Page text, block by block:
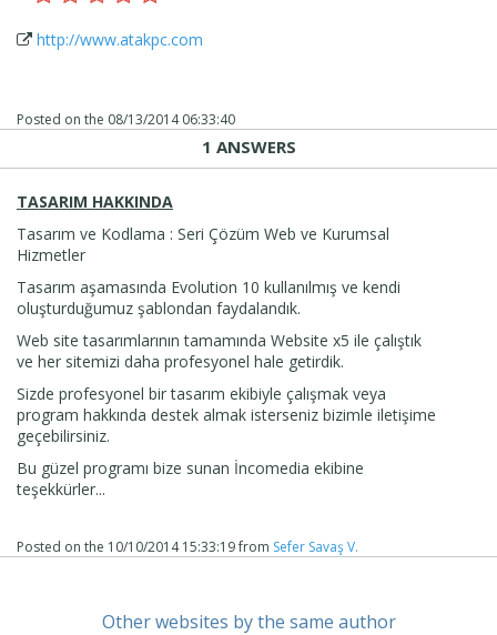
http://www.atakpc.com
Posted on the 08/13/2014 06:33:40
1 ANSWERS
TASARIM HAKKINDA
Tasarım ve Kodlama : Seri Çözüm Web ve Kurumsal
Hizmetler
Tasarım aşamasında Evolution 10 kullanılmış ve kendi
oluşturduğumuz şablondan faydalandık.
Web site tasarımlarının tamamında Website x5 ile çalıştık
ve her sitemizi daha profesyonel hale getirdik.
Sizde profesyonel bir tasarım ekibiyle çalışmak veya
program hakkında destek almak isterseniz bizimle iletişime
geçebilirsiniz.
Bu güzel programı bize sunan İncomedia ekibine
teşekkürler...
Posted on the 10/10/2014 15:33:19from Sefer Savaş V.
Other websites by the same author